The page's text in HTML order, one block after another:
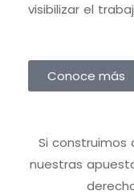
visibilizar el
Conoce más
Si construimos
nuestras